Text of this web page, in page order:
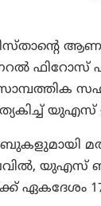
ആണവ
ഫിറോസ്
യുഎസ്
ഏകദേശം